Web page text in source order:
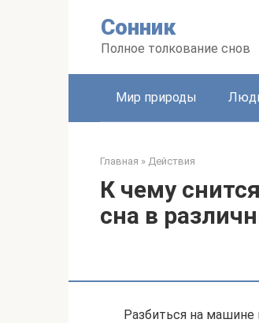
Сонник
Полное толкование снов
Мир природы
Главная » Действия
К чему
сна в
Разбиться на машине